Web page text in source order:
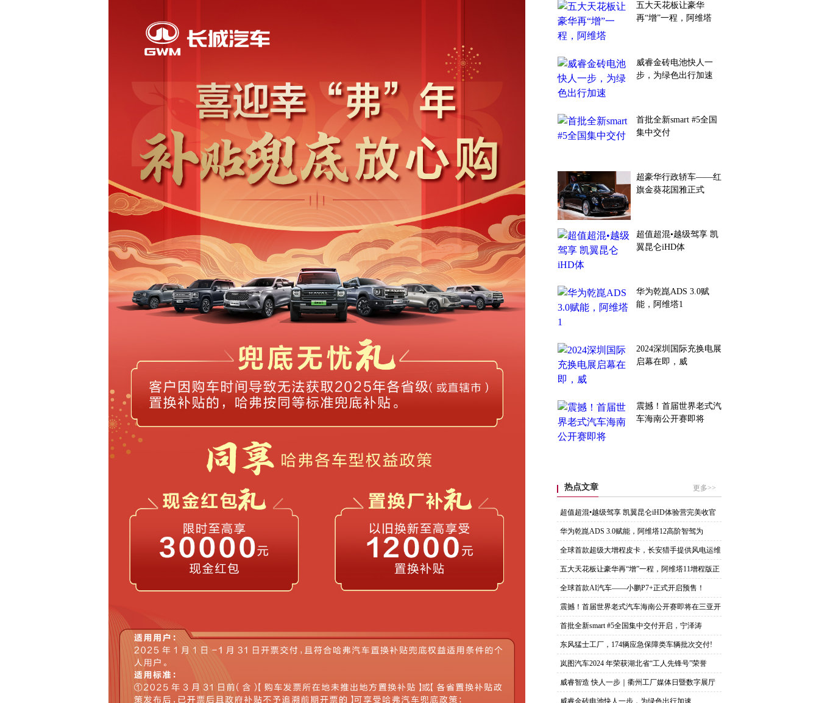
五大天花板让豪华
再“增”一程，阿维塔
威睿金砖电池快人一
步，为绿色出行加速
首批全新smart #5全国
集中交付
超豪华行政轿车——红
旗金葵花国雅正式
超值超混•越级驾享 凯
翼昆仑iHD体
华为乾崑ADS 3.0赋
能，阿维塔1
2024深圳国际充换电展
启幕在即，威
震撼！首届世界老式汽
车海南公开赛即将
热点文章 更多>>
超值超混•越级驾享 凯翼昆仑iHD体验营完美收官
华为乾崑ADS 3.0赋能，阿维塔12高阶智驾为
全球首款超级大增程皮卡，长安猎手提供风电运维
作业
五大天花板让豪华再“增”一程，阿维塔11增程版正
全球首款AI汽车——小鹏P7+正式开启预售！
震撼！首届世界老式汽车海南公开赛即将在三亚开
启复
首批全新smart #5全国集中交付开启，宁泽涛
东风猛士工厂，174辆应急保障类车辆批次交付!
岚图汽车2024 年荣获湖北省“工人先锋号”荣誉
威睿智造 快人一步｜衢州工厂媒体日暨数字展厅
首秀
威睿金砖电池快人一步，为绿色出行加速